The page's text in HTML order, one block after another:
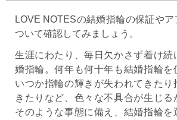
LOVE NOTESの結婚指輪の保証や
ついて確認してみましょう。
生涯にわたり、毎日欠かさず着け続
婚指輪。何年も何十年も結婚指輪を
いつか指輪の輝きが失われてきたり
きたりなど、色々な不具合が生じる
そのような事態に備え、結婚指輪を